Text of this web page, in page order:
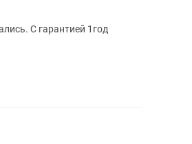
С гарантией 1год